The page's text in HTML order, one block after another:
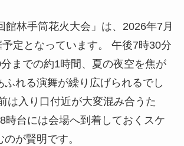
館林手筒花火大会」は、2026年7月
定となっています。 午後7時30分
までの約1時間、夏の夜空を焦が
ふれる演舞が繰り広げられるでし
は入り口付近が大変混み合うた
時台には会場へ到着しておくスケ
が賢明です。